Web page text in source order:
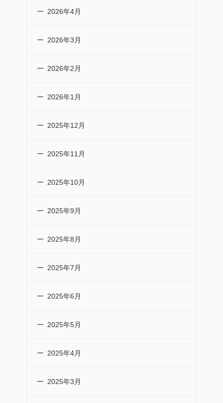
2026年4月
2026年3月
2026年2月
2026年1月
2025年12月
2025年11月
2025年10月
2025年9月
2025年8月
2025年7月
2025年6月
2025年5月
2025年4月
2025年3月